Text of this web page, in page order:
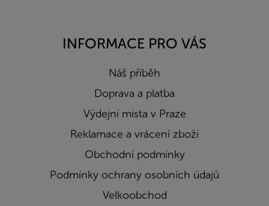
INFORMACE PRO VÁS
Náš příběh
Doprava a platba
Výdejní místa v Praze
Reklamace a vrácení zboží
Obchodní podmínky
Podmínky ochrany osobních údajů
Velkoobchod